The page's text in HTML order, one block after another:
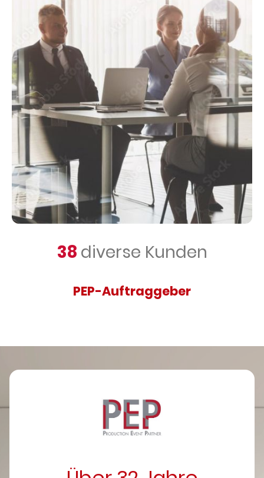
38 diverse Kunden
PEP-Auftraggeber